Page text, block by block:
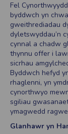
Fel
byddwch yn
gweithrediadau
dyletswyddau’n
cynnal a chadw
thynnu offer i
sicrhau
Byddwch hefyd
rhaglenni, yn
cynorthwyo
sgiliau
ymagwedd
Glanhawr yn